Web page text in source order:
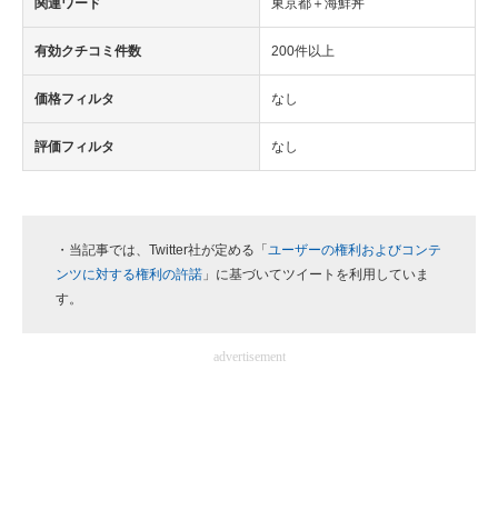
関連ワード 東京都＋海鮮丼
有効クチコミ件数 200件以上
価格フィルタ なし
評価フィルタ なし
・当記事では、Twitter社が定める「 ユーザーの権利およびコンテ
ンツに対する権利の許諾 」に基づいてツイートを利用していま
す。
advertisement